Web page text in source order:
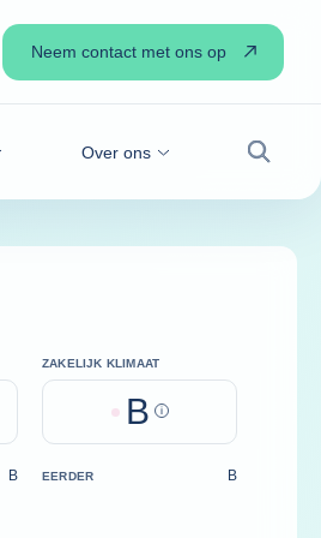
Over ons
Zoek
Neem contact met ons op
ZAKELIJK KLIMAAT
B Help
B EERDER B